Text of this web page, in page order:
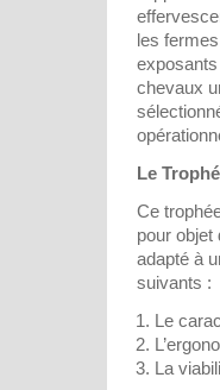
les
chevaux
Le
Ce
pour objet
adapté à
suivants :
Le
La